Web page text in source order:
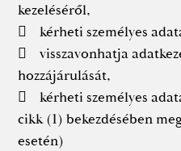
kezeléséről,
 kérheti személyes
 visszavonhatja
hozzájárulását,
 kérheti személyes
cikk (1) bekezdésében
esetén)